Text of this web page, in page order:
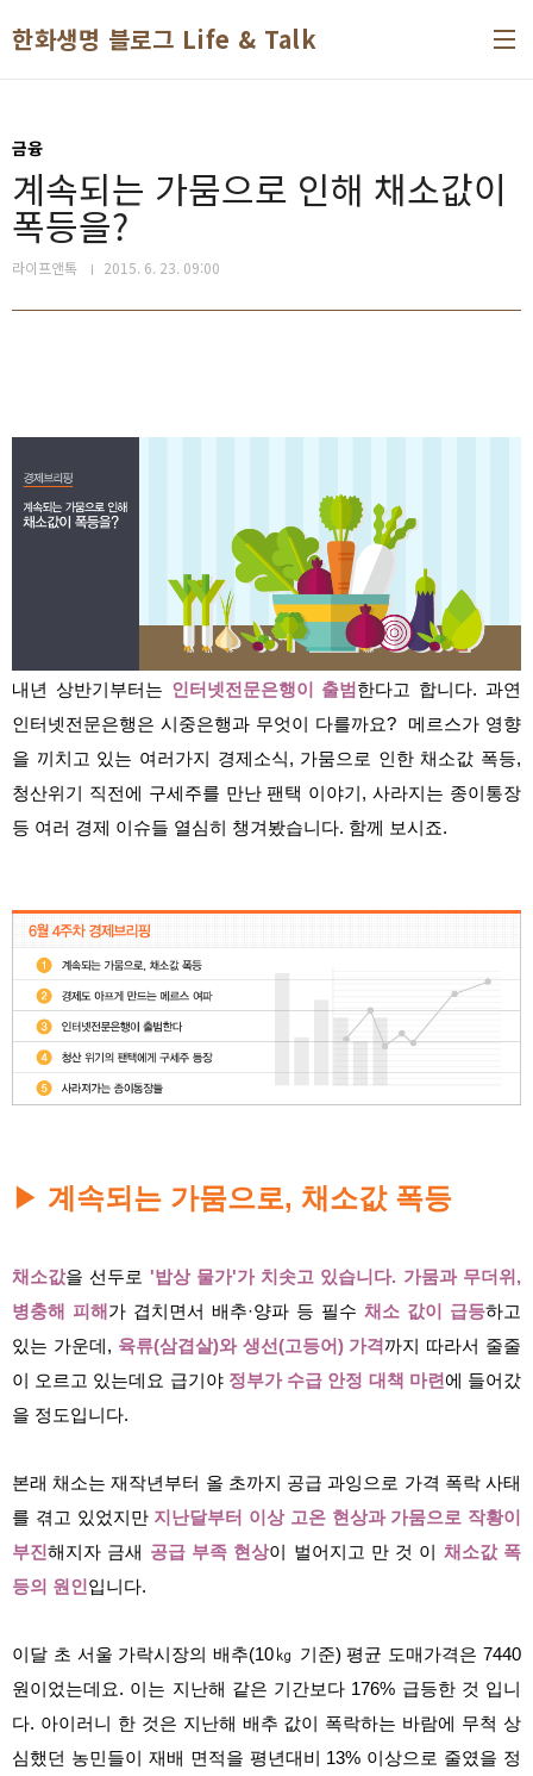
한화생명 블로그 Life & Talk
금융
계속되는 가뭄으로 인해 채소값이
폭등을?
라이프앤톡 2015. 6. 23. 09:00
내년 상반기부터는 인터넷전문은행이 출범 한다고 합니다. 과연
인터넷전문은행은 시중은행과 무엇이 다를까요? 메르스가 영향
을 끼치고 있는 여러가지 경제소식, 가뭄으로 인한 채소값 폭등,
청산위기 직전에 구세주를 만난 팬택 이야기, 사라지는 종이통장
등 여러 경제 이슈들 열심히 챙겨봤습니다. 함께 보시죠.
▶ 계속되는 가뭄으로, 채소값 폭등
채소값을 선두로 '밥상 물가'가 치솟고 있습니다. 가뭄과 무더위,
병충해 피해가 겹치면서 배추·양파 등 필수 채소 값이 급등하고
있는 가운데, 육류(삼겹살)와 생선(고등어) 가격까지 따라서 줄줄
이 오르고 있는데요 급기야 정부가 수급 안정 대책 마련에 들어갔
을 정도입니다.
본래 채소는 재작년부터 올 초까지 공급 과잉으로 가격 폭락 사태
를 겪고 있었지만 지난달부터 이상 고온 현상과 가뭄으로 작황이
부진해지자 금새 공급 부족 현상이 벌어지고 만 것 이 채소값 폭
등의 원인입니다.
이달 초 서울 가락시장의 배추(10㎏ 기준) 평균 도매가격은 7440
원이었는데요. 이는 지난해 같은 기간보다 176% 급등한 것 입니
다. 아이러니 한 것은 지난해 배추 값이 폭락하는 바람에 무척 상
심했던 농민들이 재배 면적을 평년대비 13% 이상으로 줄였을 정